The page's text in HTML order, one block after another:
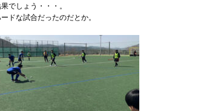
でしょう・・・。
ドな試合だったのだとか。